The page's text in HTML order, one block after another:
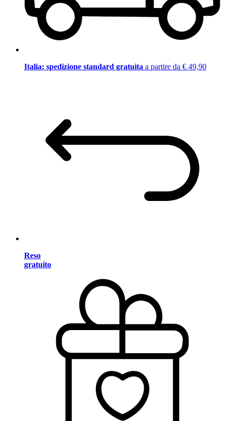
Italia: spedizione standard gratuita a partire da € 49,90
Reso
gratuito